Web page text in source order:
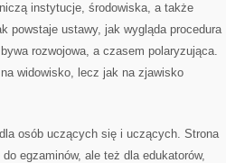
instytucje, środowiska, a także
powstaje ustawy, jak wygląda procedura
rozwojowa, a czasem polaryzująca.
widowisko, lecz jak na zjawisko
osób uczących się i uczących. Strona
egzaminów, ale też dla edukatorów,